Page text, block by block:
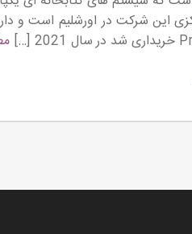
این شرکت در اورشلیم است و